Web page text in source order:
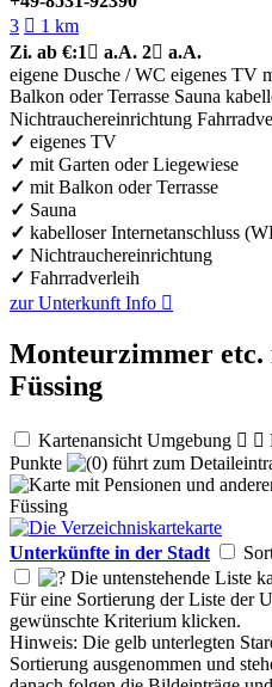
3  1 km
Zi. ab €:1  a.A. 2 a.A.
eigene Dusche / WC eigenes TV
Balkon oder Terrasse Sauna
Nichtrauchereinrichtung
✓ eigenes TV
✓ mit Garten oder Liegewiese
✓ mit Balkon oder Terrasse
✓ Sauna
✓ kabelloser Internetanschluss
✓ Nichtrauchereinrichtung
✓ Fahrradverleih
zur Unterkunft Info 
Monteurzimmer etc.
Füssing
Kartenansicht Umgebung  
Punkte
führt zum
Unterkünfte in der Stadt
Die untenstehende Liste
Für eine Sortierung der Liste der
gewünschte Kriterium klicken.
Hinweis: Die gelb unterlegten
Sortierung ausgenommen und